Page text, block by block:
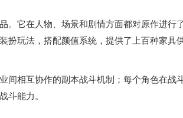
。它在人物、场景和剧情方面都对原作进行
扮玩法，搭配颜值系统，提供了上百种家具
间相互协作的副本战斗机制；每个角色在战
斗能力。